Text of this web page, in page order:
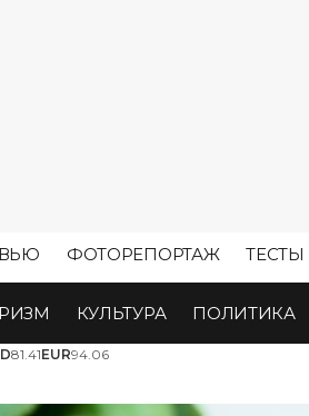
ФОТОРЕПОРТАЖ ТЕСТЫ
КУЛЬТУРА ПОЛИТИКА
81.41EUR94.06